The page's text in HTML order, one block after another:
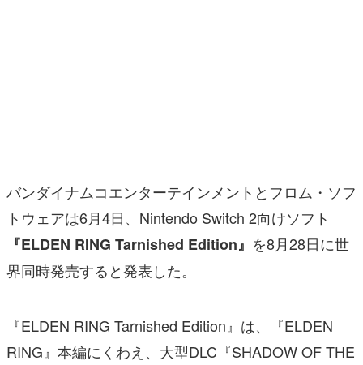
その他
電ファミニコゲーマーとは？
運営：株式会社マレ
バンダイナムコエンターテインメントとフロム・ソフ
トウェアは6月4日、Nintendo Switch 2向けソフト
『ELDEN RING Tarnished Edition』 を8月28日に世
界同時発売すると発表した。
『ELDEN RING Tarnished Edition』は、『ELDEN
RING』本編にくわえ、大型DLC『SHADOW OF THE